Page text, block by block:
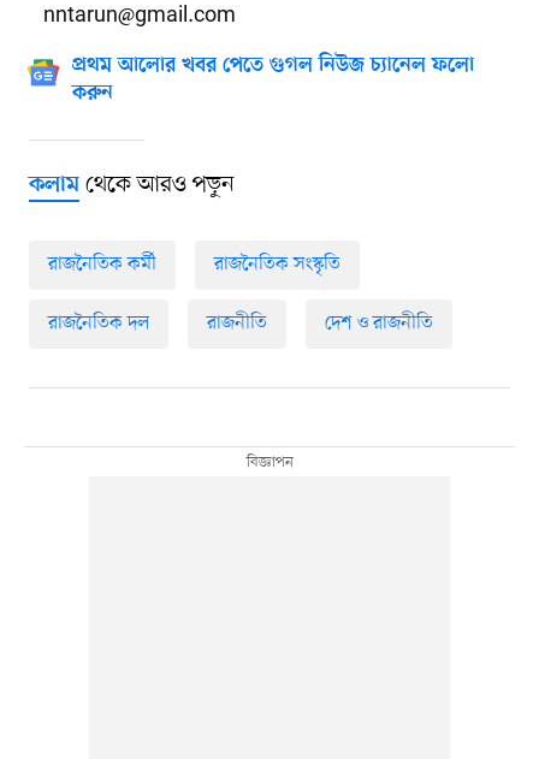
nntarun@gmail.com
প্রথম আলোর খবর পেতে গুগল নিউজ চ্যানেল ফলো
করুন
কলামথেকে আরও পড়ুন
রাজনৈতিক কর্মী রাজনৈতিক সংস্কৃতি
রাজনৈতিক দল রাজনীতি দেশ ও রাজনীতি